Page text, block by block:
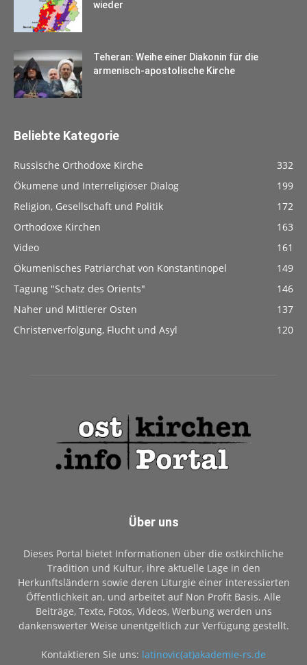
wieder
Teheran: Weihe einer Diakonin für die
armenisch-apostolische Kirche
Beliebte Kategorie
Russische Orthodoxe Kirche
332
Ökumene und Interreligiöser Dialog
199
Religion, Gesellschaft und Politik
172
Orthodoxe Kirchen
163
Video
161
Ökumenisches Patriarchat von Konstantinopel
149
Tagung "Schatz des Orients"
146
Naher und Mittlerer Osten
137
Christenverfolgung, Flucht und Asyl
120
Über uns
Dieses Portal bietet Informationen über die ostkirchliche
Tradition und Kultur, ihre aktuelle Lage in den
Herkunftsländern sowie deren Liturgie einer interessierten
Öffentlichkeit an, und arbeitet auf Non Profit Basis. Alle
Beiträge, Texte, Fotos, Videos, Werbung werden uns
dankenswerter Weise unentgeltlich zur Verfügung gestellt.
Kontaktieren Sie uns: latinovic(at)akademie-rs.de